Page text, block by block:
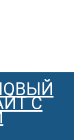
С